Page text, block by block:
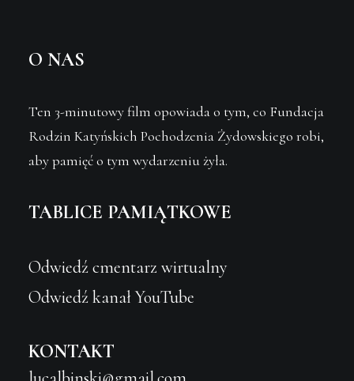
O NAS
Ten 3-minutowy film opowiada o tym, co Fundacja
Rodzin Katyńskich Pochodzenia Żydowskiego robi,
aby pamięć o tym wydarzeniu żyła.
TABLICE PAMIĄTKOWE
Odwiedź cmentarz wirtualny
Odwiedź kanał YouTube
KONTAKT